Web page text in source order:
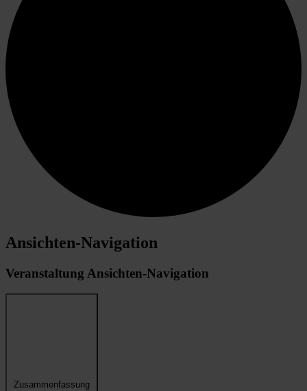
Ansichten-Navigation
Veranstaltung Ansichten-Navigation
Zusammenfassung